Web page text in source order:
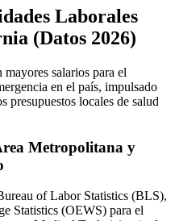
Laborales
(Datos 2026)
salarios para el
en el país, impulsado
presupuestos locales de salud
Metropolitana y
of Labor Statistics (BLS),
Statistics (OEWS) para el